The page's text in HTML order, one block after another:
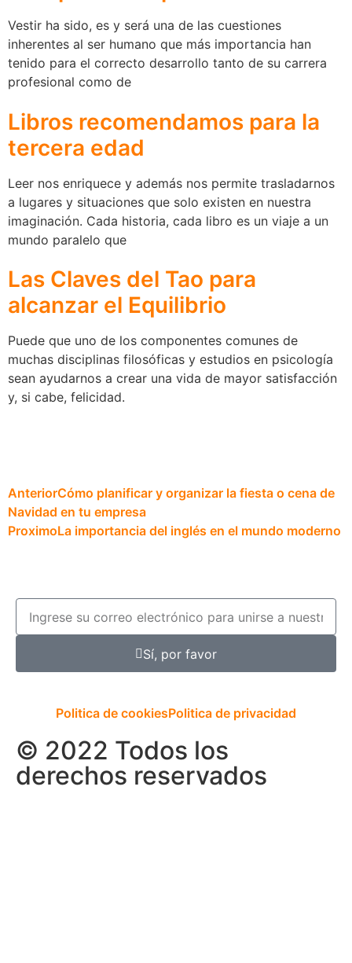
Vestir ha sido, es y será una de las cuestiones
inherentes al ser humano que más importancia han
tenido para el correcto desarrollo tanto de su carrera
profesional como de
Libros recomendamos para la
tercera edad
Leer nos enriquece y además nos permite trasladarnos
a lugares y situaciones que solo existen en nuestra
imaginación. Cada historia, cada libro es un viaje a un
mundo paralelo que
Las Claves del Tao para
alcanzar el Equilibrio
Puede que uno de los componentes comunes de
muchas disciplinas filosóficas y estudios en psicología
sean ayudarnos a crear una vida de mayor satisfacción
y, si cabe, felicidad.
AnteriorCómo planificar y organizar la fiesta o cena de
Navidad en tu empresa
ProximoLa importancia del inglés en el mundo moderno
Sí, por favor
Politica de cookiesPolitica de privacidad
© 2022 Todos los
derechos reservados